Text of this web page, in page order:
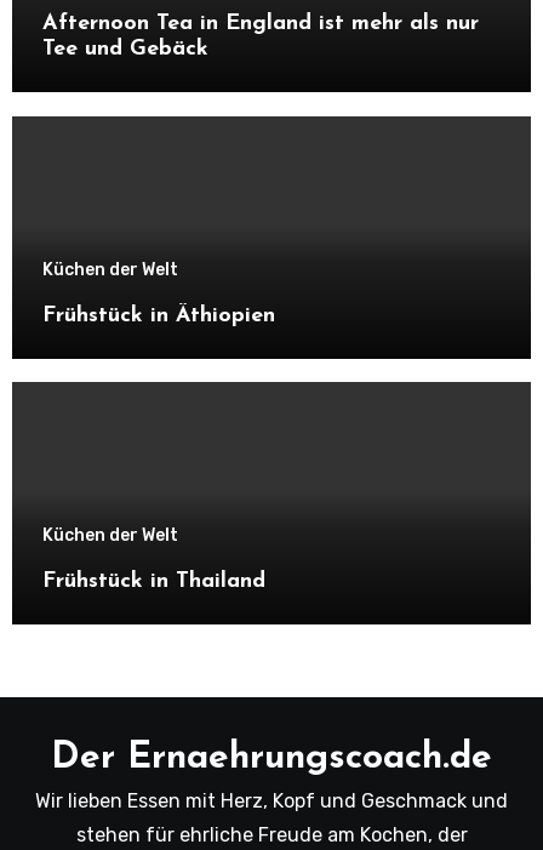
Afternoon Tea in England ist mehr als nur
Tee und Gebäck
Küchen der Welt
Frühstück in Äthiopien
Küchen der Welt
Frühstück in Thailand
Der Ernaehrungscoach.de
Wir lieben Essen mit Herz, Kopf und Geschmack und
stehen für ehrliche Freude am Kochen, der